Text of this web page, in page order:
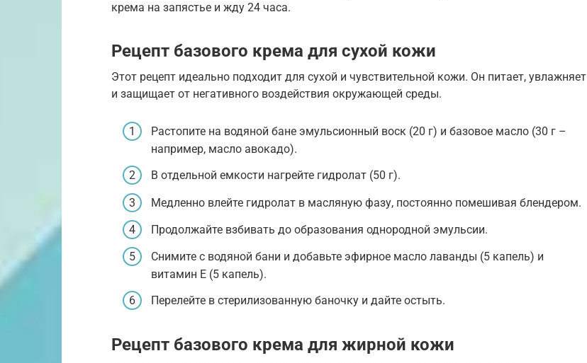
крема на запястье и жду 24 часа.
Рецепт базового крема для сухой кожи
Этот рецепт идеально подходит для сухой и чувствительной кожи. Он питает, увлажняет
и защищает от негативного воздействия окружающей среды.
Растопите на водяной бане эмульсионный воск (20 г) и базовое масло (30 г –
например, масло авокадо).
В отдельной емкости нагрейте гидролат (50 г).
Медленно влейте гидролат в масляную фазу, постоянно помешивая блендером.
Продолжайте взбивать до образования однородной эмульсии.
Снимите с водяной бани и добавьте эфирное масло лаванды (5 капель) и
витамин Е (5 капель).
Перелейте в стерилизованную баночку и дайте остыть.
Рецепт базового крема для жирной кожи